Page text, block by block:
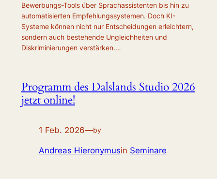
Bewerbungs-Tools über Sprachassistenten bis hin zu
automatisierten Empfehlungssystemen. Doch KI-
Systeme können nicht nur Entscheidungen erleichtern,
sondern auch bestehende Ungleichheiten und
Diskriminierungen verstärken.…
Programm des Dalslands Studio 2026
jetzt online!
1 Feb. 2026—by
Andreas Hieronymusin Seminare